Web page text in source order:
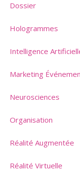
Dossier
Hologrammes
Intelligence
Marketing
Neurosciences
Organisation
Réalité Augmentée
Réalité Virtuelle